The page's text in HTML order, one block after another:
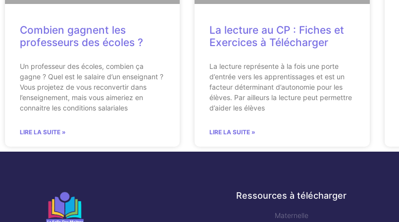
Combien gagnent les
professeurs des écoles ?
Un professeur des écoles, combien ça
gagne ? Quel est le salaire d’un enseignant ?
Vous projetez de vous reconvertir dans
l’enseignement, mais vous aimeriez en
connaitre les conditions salariales
LIRE LA SUITE »
La lecture au CP : Fiches et
Exercices à Télécharger
La lecture représente à la fois une porte
d’entrée vers les apprentissages et est un
facteur déterminant d’autonomie pour les
élèves. Par ailleurs la lecture peut permettre
d’aider les élèves
LIRE LA SUITE »
Ressources à télécharger
Maternelle